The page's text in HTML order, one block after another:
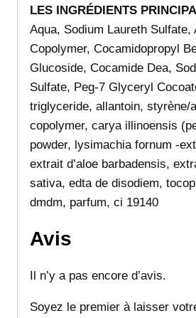
LES INGRÉDIENTS
Aqua, Sodium Laureth Sulfate,
Copolymer, Cocamidopropyl
Glucoside, Cocamide Dea,
Sulfate, Peg-7 Glyceryl
triglyceride, allantoin, styrène/
copolymer, carya illinoensis
powder, lysimachia fornum -
extrait d’aloe barbadensis,
sativa, edta de disodiem,
dmdm, parfum, ci 19140
Avis
Il n’y a pas encore d’avis.
Soyez le premier à laisser